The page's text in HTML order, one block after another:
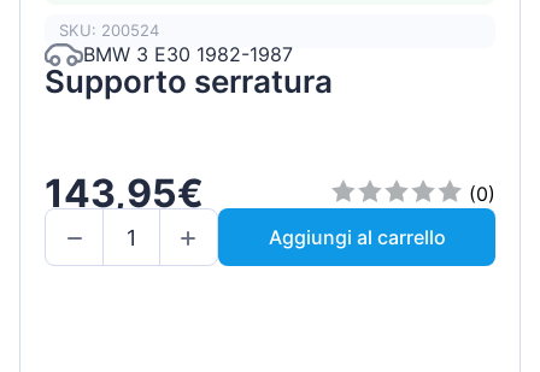
SKU: 200524
BMW 3 E30 1982-1987
Supporto serratura
143,95€
(0)
Aggiungi al carrello